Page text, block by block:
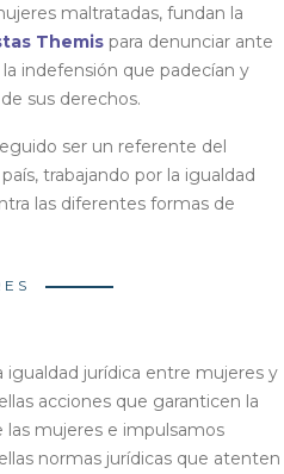
maltratadas, fundan la
Themis para denunciar ante
indefensión que padecían y
sus derechos.
ser un referente del
trabajando por la igualdad
las diferentes formas de
igualdad jurídica entre mujeres y
acciones que garanticen la
mujeres e impulsamos
normas jurídicas que atenten